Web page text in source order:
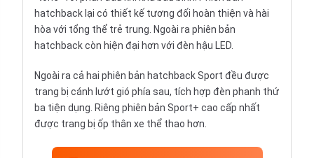
hatchback lại có thiết kế tương đối hoàn thiện và hài
hòa với tổng thể trẻ trung. Ngoài ra phiên bản
hatchback còn hiện đại hơn với đèn hậu LED.
Ngoài ra cả hai phiên bản hatchback Sport đều được
trang bị cánh lướt gió phía sau, tích hợp đèn phanh thứ
ba tiện dụng. Riêng phiên bản Sport+ cao cấp nhất
được trang bị ốp thân xe thể thao hơn.